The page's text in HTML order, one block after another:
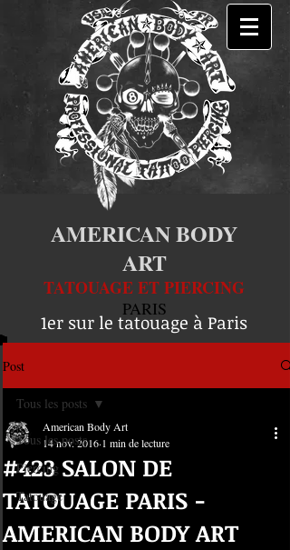
AMERICAN BODY
ART
TATOUAGE ET PIERCING
PARIS
1er sur le tatouage à Paris
Post
Tous les posts
Piercing
Tatouage
Tous les posts
#423 SALON DE
TATOUAGE PARIS -
AMERICAN BODY ART
American Body Art
14 nov. 2016 1 min de lecture